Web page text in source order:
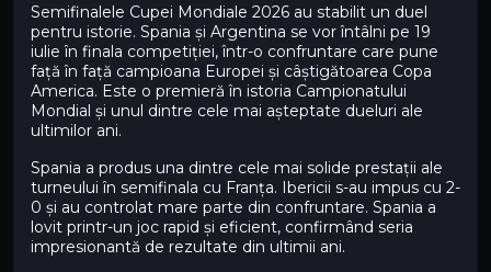
Semifinalele Cupei Mondiale 2026 au stabilit un duel
pentru istorie. Spania și Argentina se vor întâlni pe 19
iulie în finala competiției, într-o confruntare care pune
față în față campioana Europei și câștigătoarea Copa
America. Este o premieră în istoria Campionatului
Mondial și unul dintre cele mai așteptate dueluri ale
ultimilor ani.
Spania a produs una dintre cele mai solide prestații ale
turneului în semifinala cu Franța. Ibericii s-au impus cu 2-
0 și au controlat mare parte din confruntare. Spania a
lovit printr-un joc rapid și eficient, confirmând seria
impresionantă de rezultate din ultimii ani.